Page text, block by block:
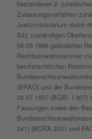
bestandener 2.
Zulassungsverfahren
Justizministerium durch
Sitz zuständigen
08.09.1998 geänderten
Rechtsanwaltskammer
berufsrechtlichen
(BRAO) und der
26.07.1957 (BGBl. I 907)
Fassungen sowie den
241) (BORA 2001 und